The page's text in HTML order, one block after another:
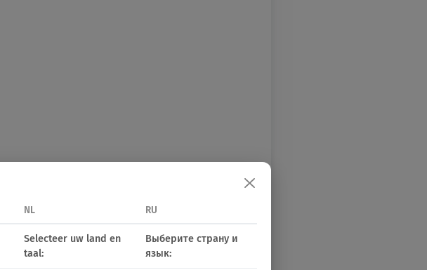
NL RU
Selecteer uw land en
taal:
Выберите страну и
язык: